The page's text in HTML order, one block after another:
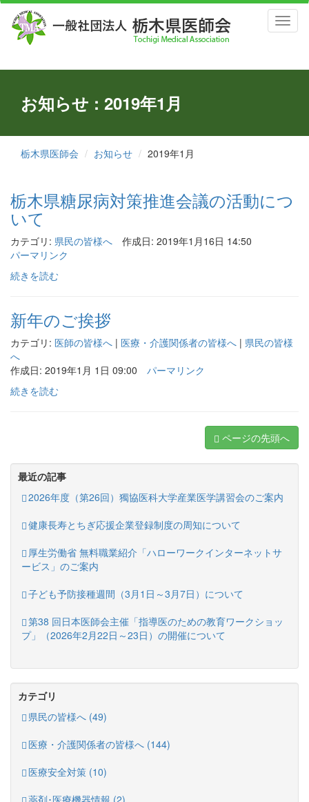
お知らせ : 2019年1月
栃木県医師会 お知らせ 2019年1月
栃木県糖尿病対策推進会議の活動につ
いて
カテゴリ: 県民の皆様へ
作成日: 2019年1月16日 14:50
パーマリンク
続きを読む
新年のご挨拶
カテゴリ: 医師の皆様へ | 医療・介護関係者の皆様へ | 県民の皆様
へ
作成日: 2019年1月 1日 09:00
パーマリンク
続きを読む
ページの先頭へ
最近の記事
2026年度（第26回）獨協医科大学産業医学講習会のご案内
健康長寿とちぎ応援企業登録制度の周知について
厚生労働省 無料職業紹介「ハローワークインターネットサ
ービス」のご案内
子ども予防接種週間（3月1日～3月7日）について
第38 回日本医師会主催「指導医のための教育ワークショッ
プ」（2026年2月22日～23日）の開催について
カテゴリ
県民の皆様へ (49)
医療・介護関係者の皆様へ (144)
医療安全対策 (10)
薬剤･医療機器情報 (2)